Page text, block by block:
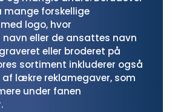
mange forskellige
logo, hvor
eller de ansattes navn
eller broderet på
sortiment inkluderer også
lækre reklamegaver, som
under fanen